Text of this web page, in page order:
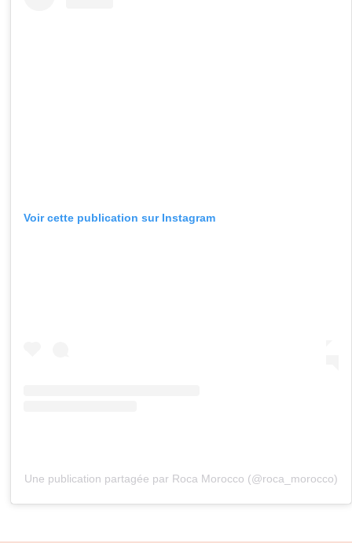
Voir cette publication sur Instagram
Une publication partagée par Roca Morocco (@roca_morocco)